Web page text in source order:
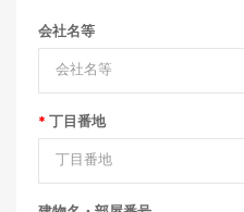
会社名等
丁目番地